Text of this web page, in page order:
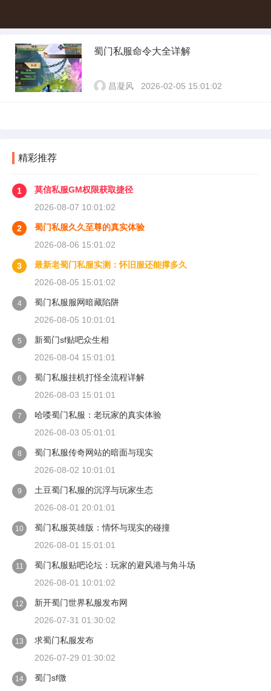
蜀门私服命令大全详解
昌凝风 2026-02-05 15:01:02
精彩推荐
1
莫信私服GM权限获取捷径
2026-08-07 10:01:02
2
蜀门私服久久至尊的真实体验
2026-08-06 15:01:02
3
最新老蜀门私服实测：怀旧服还能撑多久
2026-08-05 15:01:02
4
蜀门私服服网暗藏陷阱
2026-08-05 10:01:01
5
新蜀门sf贴吧众生相
2026-08-04 15:01:01
6
蜀门私服挂机打怪全流程详解
2026-08-03 15:01:01
7
哈喽蜀门私服：老玩家的真实体验
2026-08-03 05:01:01
8
蜀门私服传奇网站的暗面与现实
2026-08-02 10:01:01
9
土豆蜀门私服的沉浮与玩家生态
2026-08-01 20:01:01
10
蜀门私服英雄版：情怀与现实的碰撞
2026-08-01 15:01:01
11
蜀门私服贴吧论坛：玩家的避风港与角斗场
2026-08-01 10:01:02
12
新开蜀门世界私服发布网
2026-07-31 01:30:02
13
求蜀门私服发布
2026-07-29 01:30:02
14
蜀门sf微